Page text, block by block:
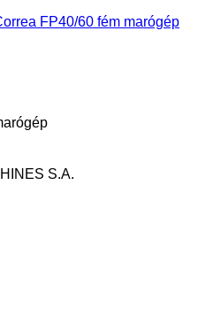
FP40/60 fém marógép
S.A.